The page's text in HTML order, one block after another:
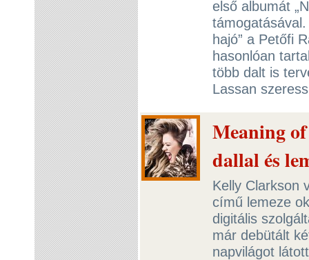
első albumát
támogatásával.
hajó” a Petőfi
hasonlóan
több dalt is
Lassan
Meaning
dallal és
Kelly Clarkson
című lemeze
digitális
már debütált
napvilágot